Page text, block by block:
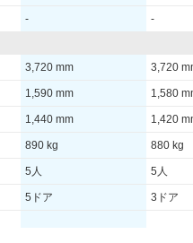
- -
3,720 mm 3,720
1,590 mm 1,580
1,440 mm 1,420
890 kg 880 kg
5人 5人
5ドア 3ドア